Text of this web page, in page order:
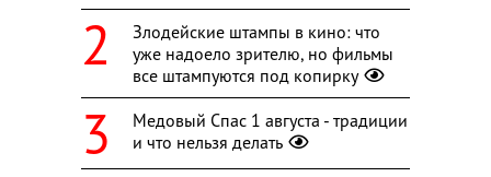
Злодейские штампы в кино: что
уже надоело зрителю, но фильмы
все штампуются под копирку
Медовый Спас 1 августа - традиции
и что нельзя делать